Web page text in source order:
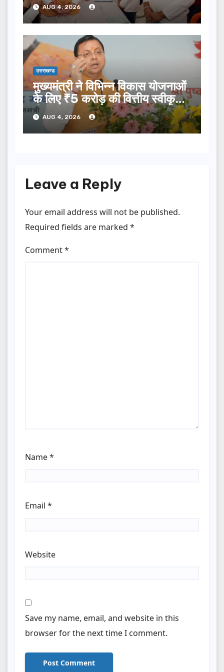
AUG 4, 2026
उत्तराखण्ड
मुख्यमंत्री ने विभिन्न विकास योजनाओं
के लिए ₹5 करोड़ की वित्तीय स्वीकृति
दी…AUG 4, 2026
Leave a Reply
Your email address will not be published.
Required fields are marked *
Comment*
Name*
Email *
Website
Save my name, email, and website in this
browser for the next time I comment.